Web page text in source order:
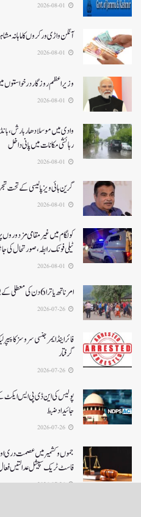
آنگن واڑی ورکروں کا ماہانہ
وزیر اعظم روزگار
وادی میں موسلادھار
رہائشی مکانات میں پانی داخل
گرین ہائی ویز پالیسی کے تحت
ٹیلی فونک رابطہ، صورتحال کی
امرناتھ یاترا 6دن کی معطلی کے بعد بحال،پہلگام کا راستہ فی الحال بند، بالتل کھلا ہوا
گرفتار
پولیس کی این ڈی پی ایس ایکٹ
جائیداد ضبط
فاسٹ ٹریک سپیشل عدالتیں
2026-07-26